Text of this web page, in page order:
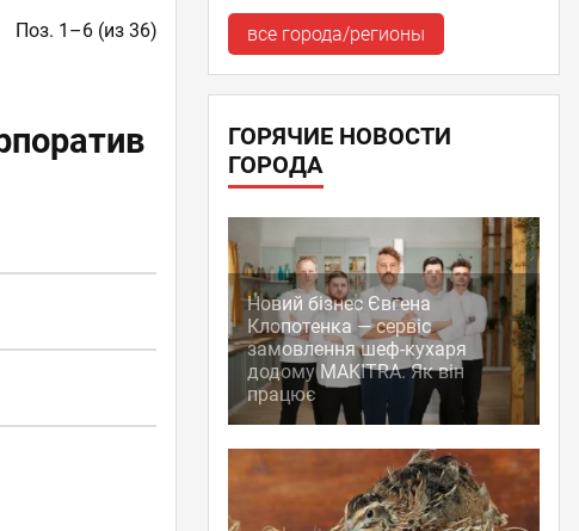
Поз. 1–6 (из 36) все города/регионы
ГОРЯЧИЕ НОВОСТИ
ГОРОДА
Новий бізнес Євгена
Клопотенка — сервіс
замовлення шеф-кухаря
додому MAKITRA. Як він
працює